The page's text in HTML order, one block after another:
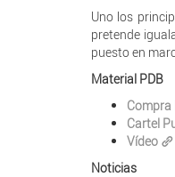
Uno los
pretende
puesto en
Material PDB
Compra
Cartel
Vídeo
Noticias